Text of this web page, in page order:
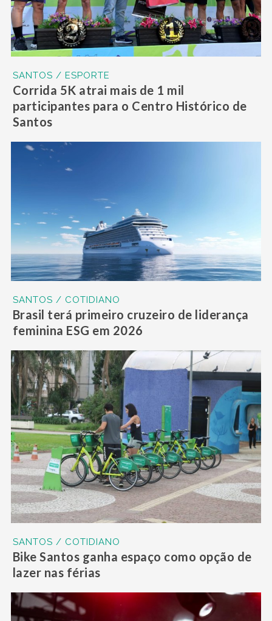
SANTOS / ESPORTE
Corrida 5K atrai mais de 1 mil
participantes para o Centro Histórico de
Santos
SANTOS / COTIDIANO
Brasil terá primeiro cruzeiro de liderança
feminina ESG em 2026
SANTOS / COTIDIANO
Bike Santos ganha espaço como opção de
lazer nas férias